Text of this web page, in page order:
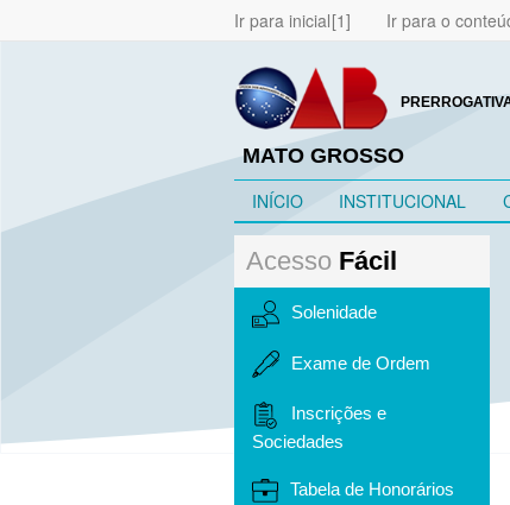
Ir para inicial Ir para o
MATO GROSSO
INÍCIO INSTITUCIONAL
Acesso Fácil
Solenidade
Exame de Ordem
Inscrições e
Sociedades
Tabela de Honorários